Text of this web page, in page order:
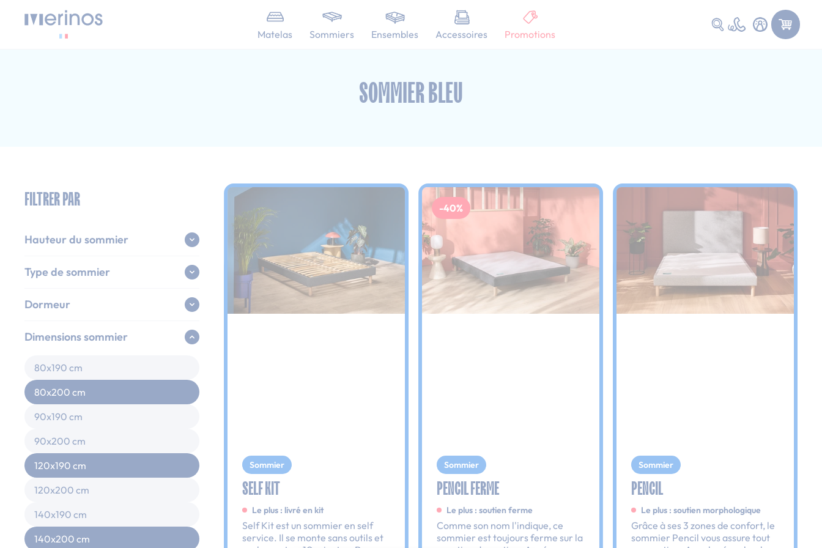
Allez au contenu
Matelas Sommiers Ensembles Accessoires Promotions
Faire une recherche
Accueil
Sommier bleu : 120x190 cm
SOMMIER BLEU
FILTRER PAR
Hauteur du sommier
Type de sommier
Dormeur
Dimensions sommier
80x190 cm
80x200 cm
90x190 cm
90x200 cm
120x190 cm
120x200 cm
140x190 cm
140x200 cm
Sommier
SELF KIT
Le plus : livré en kit
Self Kit est un sommier en self
service. Il se monte sans outils et
-40%
Sommier
PENCIL FERME
Le plus : soutien ferme
Comme son nom l'indique, ce
sommier est toujours ferme sur la
Sommier
PENCIL
Le plus : soutien morphologique
Grâce à ses 3 zones de confort, le
sommier Pencil vous assure tout